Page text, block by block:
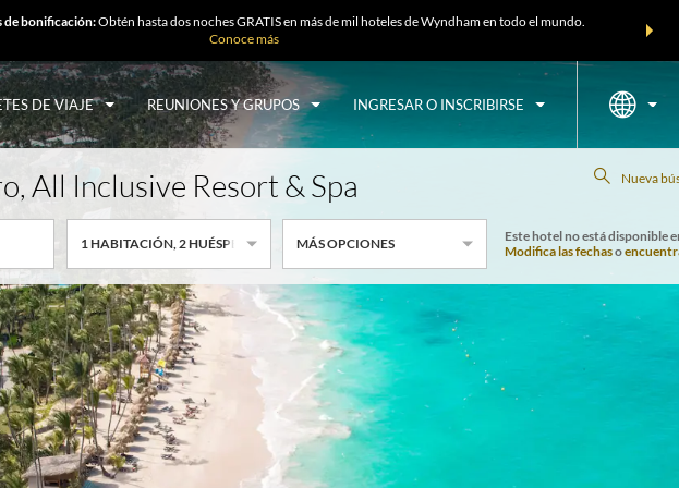
de bonificación:Obtén hasta dos noches GRATIS en más de mil hoteles de Wyndham en todo el mundo.
Conoce más
Agrupa
DE VIAJE REUNIONES Y GRUPOS INGRESAR O INSCRIBIRSE
All Inclusive Resort & Spa Nueva
1HABITACIÓN,2HUÉSPEDES POR HABITACIÓN
MÁS OPCIONES
Este hotel no está disponible
Modifica las fechaso